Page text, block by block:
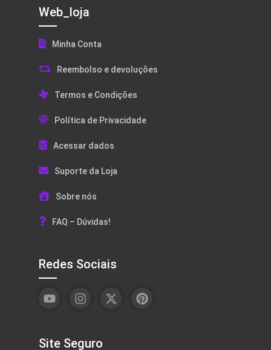
Web_loja
Minha Conta
Reembolso e devoluções
Termos e Condições
Política de Privacidade
Acessar dados
Suporte da Loja
Sobre nós
FAQ – Dúvidas!
Redes Sociais
Site Seguro